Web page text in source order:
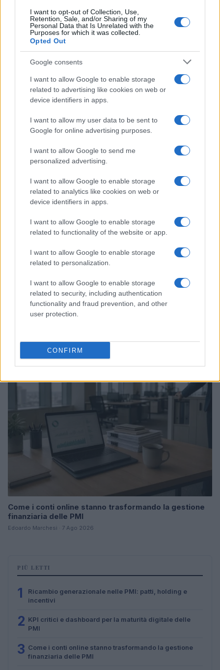
I want to opt-out of Collection, Use,
Retention, Sale, and/or Sharing of my
Personal Data that Is Unrelated with the
Purposes for which it was collected.
Opted Out
Google consents
I want to allow Google to enable storage
related to advertising like cookies on web or
device identifiers in apps.
I want to allow my user data to be sent to
Google for online advertising purposes.
I want to allow Google to send me
personalized advertising.
I want to allow Google to enable storage
related to analytics like cookies on web or
device identifiers in apps.
I want to allow Google to enable storage
related to functionality of the website or app.
I want to allow Google to enable storage
related to personalization.
I want to allow Google to enable storage
related to security, including authentication
functionality and fraud prevention, and other
user protection.
CONFIRM
FOCUS PMI
Ricambio generazionale nelle PMI: patti, holding e
FOCUS PMI
Linda Pellegrini · 7 Ago 2026
Come i conti online stanno trasformando la gestione
finanziaria delle PMI
Edoardo Marchesi · 7 Ago 2026
PIÙ LETTI
1
Ricambio generazionale nelle PMI: patti, holding e
incentivi
2 KPI critici e dashboard per la maturità digitale delle
PMI
3 Come i conti online stanno trasformando la gestione
finanziaria delle PMI